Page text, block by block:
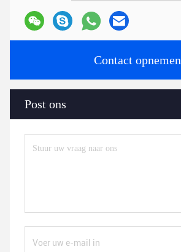
Contact opnemen
Post ons